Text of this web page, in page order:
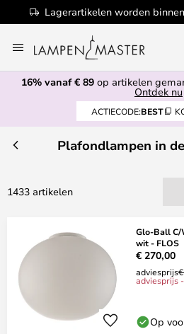
100+
naar
de
inhoud
16% vanaf € 89 op artikelen
Ontdek nu
ACTIECODE:BEST
Plafondlampen in
1433 artikelen
Glo-Ball C/
wit - FLOS
€ 270,00
adviesprijs
adviesprijs
Op